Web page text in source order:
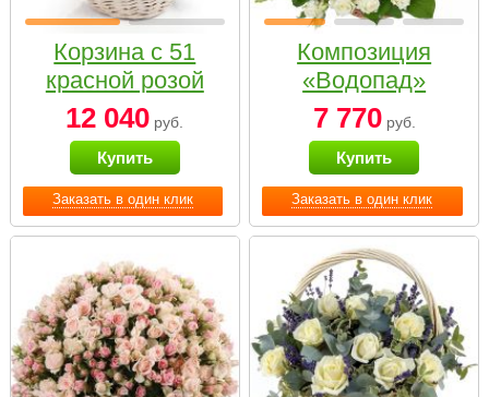
Заказать в один клик
Корзина с 51
красной розой
12 040 руб.
Купить
Заказать в один клик
Композиция
«Водопад»
7 770руб.
Купить